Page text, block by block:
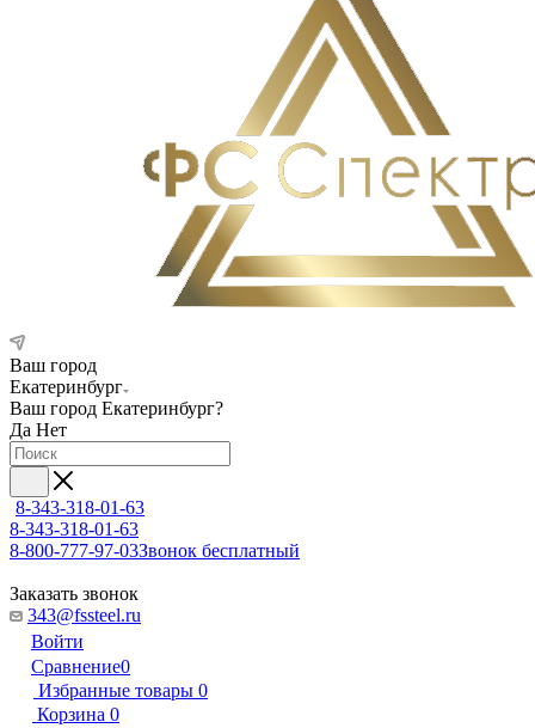
Ваш город
Екатеринбург
Ваш город Екатеринбург?
Да Нет
8-343-318-01-63
8-343-318-01-63
8-800-777-97-03Звонок бесплатный
Заказать звонок
343@fssteel.ru
Войти
Сравнение0
Избранные товары 0
Корзина 0